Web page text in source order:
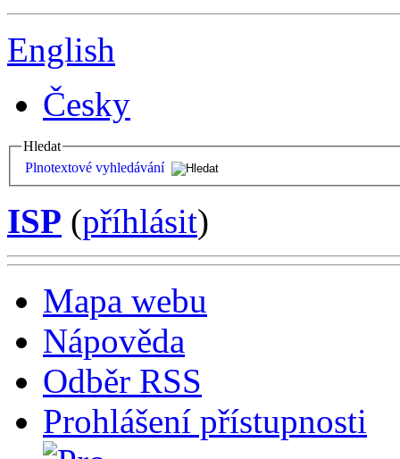
English
Česky
Hledat
Plnotextové vyhledávání
ISP (příhlásit)
Mapa webu
Nápověda
Odběr RSS
Prohlášení přístupnosti